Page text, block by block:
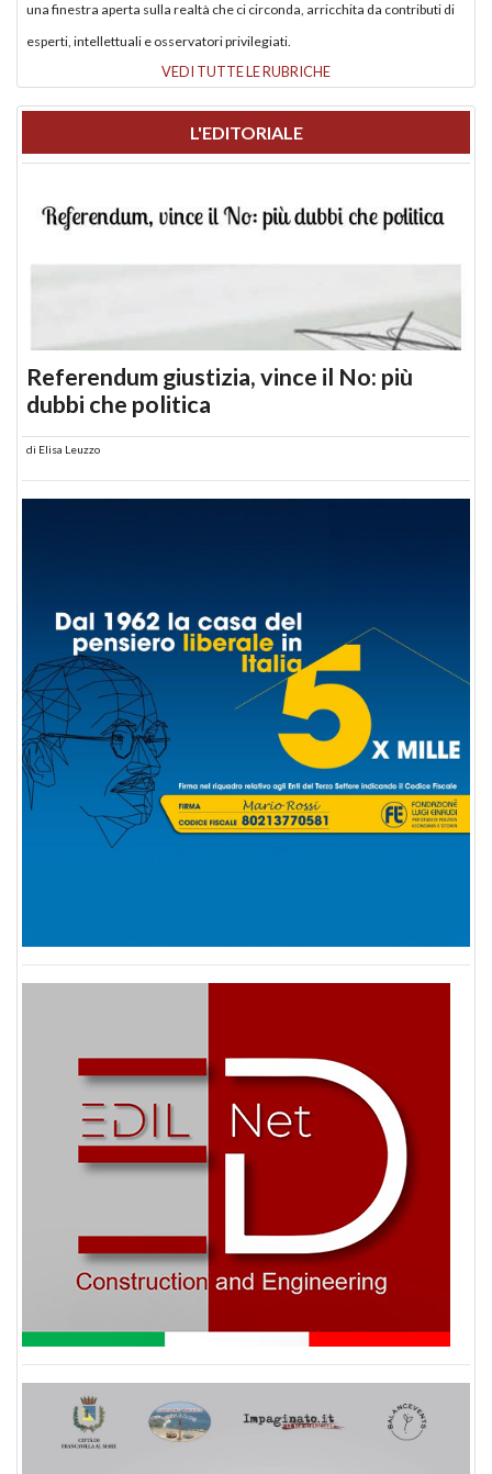
una finestra aperta sulla realtà che ci circonda, arricchita da contributi di
esperti, intellettuali e osservatori privilegiati.
VEDI TUTTE LE RUBRICHE
L'EDITORIALE
Referendum giustizia, vince il No: più
dubbi che politica
di Elisa Leuzzo